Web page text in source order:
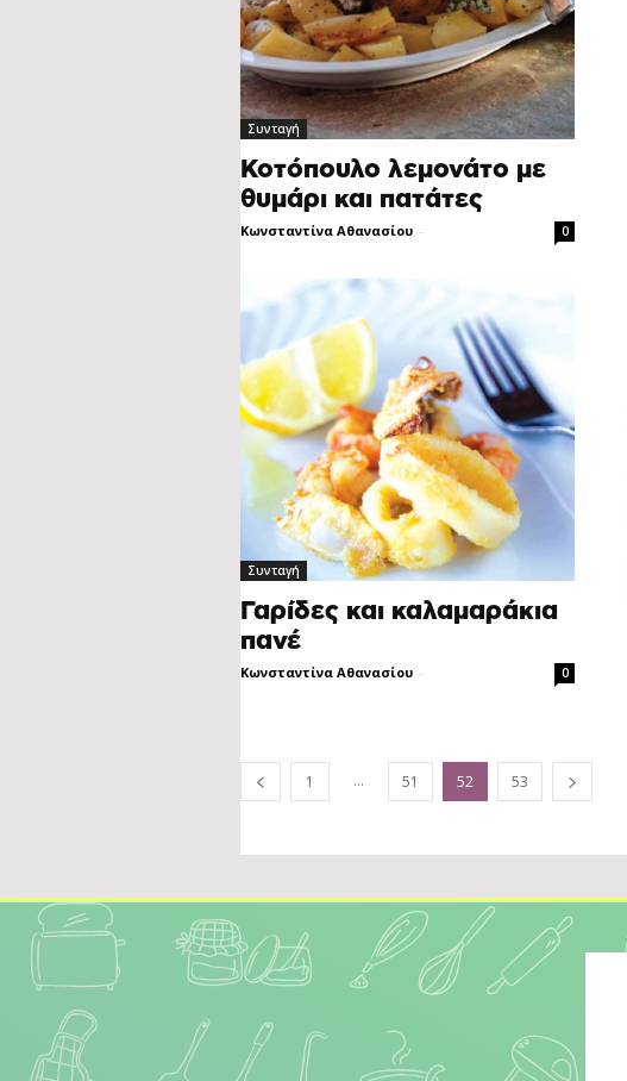
Συνταγή
Κοτόπουλο λεμονάτο με
θυμάρι και πατάτες
Κωνσταντίνα Αθανασίου - 0
Συνταγή
Γαρίδες και καλαμαράκια
πανέ
Κωνσταντίνα Αθανασίου - 0
1 ... 51 52 53